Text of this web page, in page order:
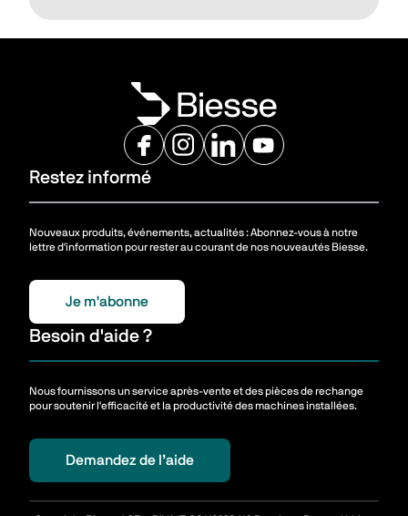
Restez informé
Nouveaux produits, événements, actualités : Abonnez-vous à notre
lettre d'information pour rester au courant de nos nouveautés Biesse.
Je m'abonne
Besoin d'aide ?
Nous fournissons un service après-vente et des pièces de rechange
pour soutenir l'efficacité et la productivité des machines installées.
Demandez de l’aide